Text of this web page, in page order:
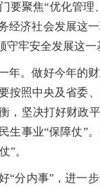
要聚焦“优化管理
经济社会发展这
牢安全发展这一
。做好今年的
照中央及省委
，坚决打好财政
生事业“保障仗”
”。
内事”，进一步